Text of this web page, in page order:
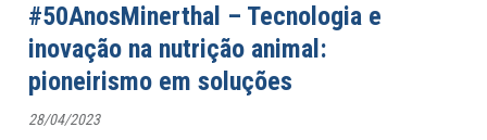
#50AnosMinerthal – Tecnologia e
inovação na nutrição animal:
pioneirismo em soluções
28/04/2023